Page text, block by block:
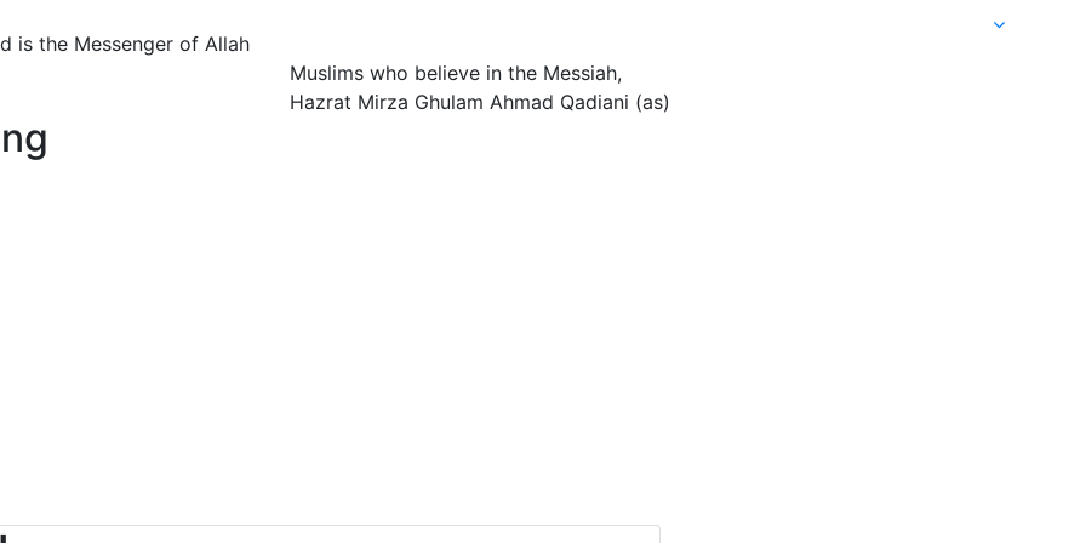
is the Messenger of Allah
Muslims who believe in the Messiah,
Hazrat Mirza Ghulam Ahmad Qadiani (as)